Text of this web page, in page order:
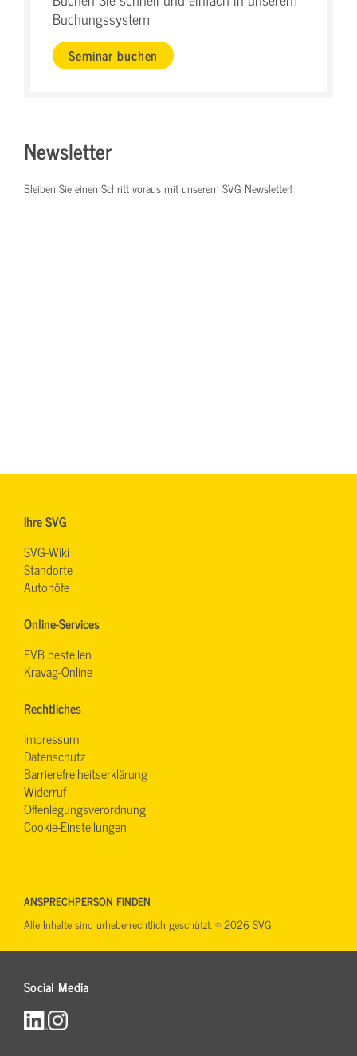
Buchungssystem
Seminar buchen
Newsletter
Bleiben Sie einen Schritt voraus mit unserem SVG Newsletter!
Ihre SVG
SVG-Wiki
Standorte
Autohöfe
Online-Services
EVB bestellen
Kravag-Online
Rechtliches
Impressum
Datenschutz
Barrierefreiheitserklärung
Widerruf
Offenlegungsverordnung
Cookie-Einstellungen
Social Media
ANSPRECHPERSON FINDEN
Alle Inhalte sind urheberrechtlich geschützt. © 2026 SVG